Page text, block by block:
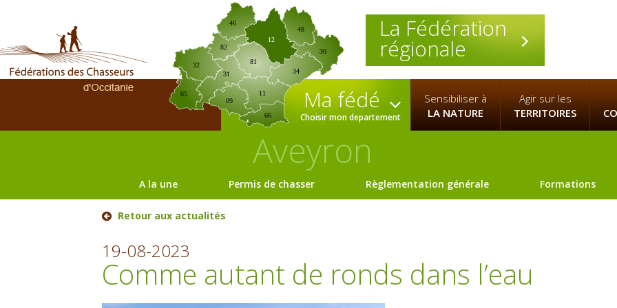
La Fédération
régionale
09
12
30
31
32
34
46
65
66
81
82
11
48
Ma fédé
Choisir mon departement
Sensibiliser à
LA NATURE
Agir sur les
TERRITOIRES
Aveyron
A la une Permis de chasser Règlementation générale Formations
Retour aux actualités
19-08-2023
Comme autant de ronds dans l’eau